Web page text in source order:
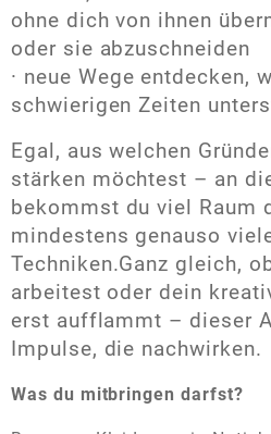
ohne dich von ihnen
oder sie abzuschneiden
· neue Wege entdecken,
schwierigen Zeiten
Egal, aus welchen
stärken möchtest – an
bekommst du viel Raum
mindestens genauso
Techniken.Ganz gleich,
arbeitest oder dein
erst aufflammt – dieser
Impulse, die nachwirken.
Was du mitbringen darfst?